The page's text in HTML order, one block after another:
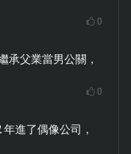
0
承父業當男公關，
0
進了偶像公司，